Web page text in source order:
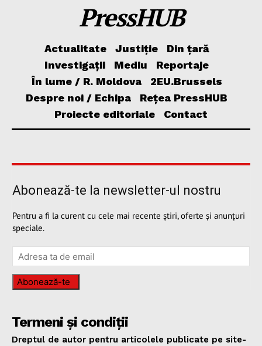
PressHUB
Actualitate Justiție
Din țară
Investigații
Mediu
Reportaje
În lume / R. Moldova
2EU.Brussels
Despre noi / Echipa
Rețea PressHUB
Proiecte editoriale
Contact
Abonează-te la newsletter-ul nostru
Pentru a fi la curent cu cele mai recente știri, oferte și anunțuri
speciale.
Abonează-te
Termeni și condiții
Dreptul de autor pentru articolele publicate pe site-